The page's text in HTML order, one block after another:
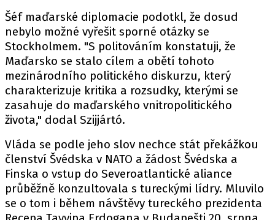
Šéf maďarské diplomacie podotkl, že dosud
nebylo možné vyřešit sporné otázky se
Stockholmem. "S politováním konstatuji, že
Maďarsko se stalo cílem a obětí tohoto
mezinárodního politického diskurzu, který
charakterizuje kritika a rozsudky, kterými se
zasahuje do maďarského vnitropolitického
života," dodal Szijjártó.
Vláda se podle jeho slov nechce stát překážkou
členství Švédska v NATO a žádost Švédska a
Finska o vstup do Severoatlantické aliance
průběžně konzultovala s tureckými lídry. Mluvilo
se o tom i během návštěvy tureckého prezidenta